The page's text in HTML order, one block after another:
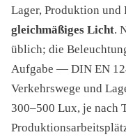
Lager, Produktion und
gleichmäßiges Licht.
üblich; die
Aufgabe — DIN EN
Verkehrswege und
300–500 Lux, je nach